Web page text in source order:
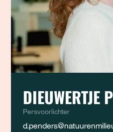
DIEUWERTJE
Persvoorlichter